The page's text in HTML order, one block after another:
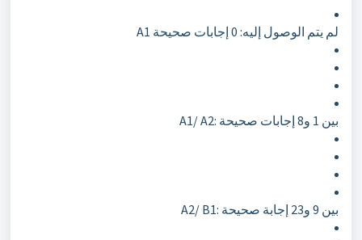
A1 لم يتم الوصول إليه: 0 إجابات صحيحة
A1/ A2: بين 1 و8 إجابات صحيحة
A2/ B1: بين 9 و23 إجابة صحيحة